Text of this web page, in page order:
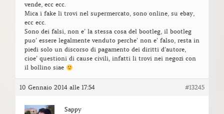
vende, ecc ecc.
Mica i fake li trovi nel supermercato, sono online, su ebay,
ecc ecc.
Sono dei falsi, non e’ la stessa cosa del bootleg, il bootleg
puo’ essere legalmente venduto perche’ non e’ falso, resta in
piedi solo un discorso di pagamento dei diritti d’autore,
cioe’ questioni di cause civili, infatti li trovi nei negozi con
il bollino siae
10 Gennaio 2014 alle 17:54 #13245
Sappy